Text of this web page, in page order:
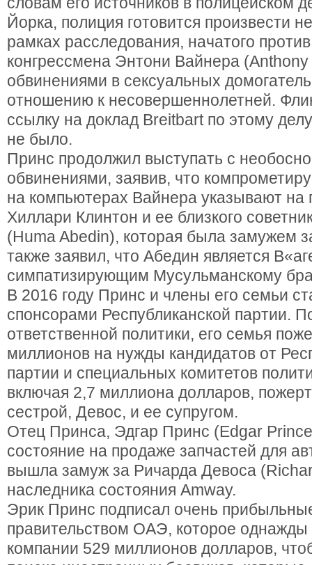
Йорка, полиция готовится произвести
рамках расследования, начатого
конгрессмена Энтони Вайнера (Anthony
обвинениями в сексуальных
отношению к несовершеннолетней.
ссылку на доклад Breitbart по этому
не было.
Принс продолжил выступать с
обвинениями, заявив, что
на компьютерах Вайнера указывают на
Хиллари Клинтон и ее близкого
(Huma Abedin), которая была замужем
также заявил, что Абедин является
симпатизирующим Мусульманскому
В 2016 году Принс и члены его семьи
спонсорами Республиканской партии.
ответственной политики, его семья
миллионов на нужды кандидатов от
партии и специальных комитетов
включая 2,7 миллиона долларов,
сестрой, Девос, и ее супругом.
Отец Принса, Эдгар Принс (Edgar
состояние на продаже запчастей для
вышла замуж за Ричарда Девоса
наследника состояния Amway.
Эрик Принс подписал очень
правительством ОАЭ, которое однажды
компании 529 миллионов долларов,